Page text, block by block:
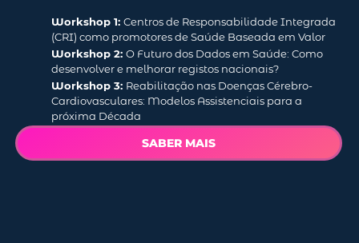
Workshop 1: Centros de Responsabilidade Integrada
(CRI) como promotores de Saúde Baseada em Valor
Workshop 2: O Futuro dos Dados em Saúde: Como
desenvolver e melhorar registos nacionais?
Workshop 3: Reabilitação nas Doenças Cérebro-
Cardiovasculares: Modelos Assistenciais para a
próxima Década
SABER MAIS